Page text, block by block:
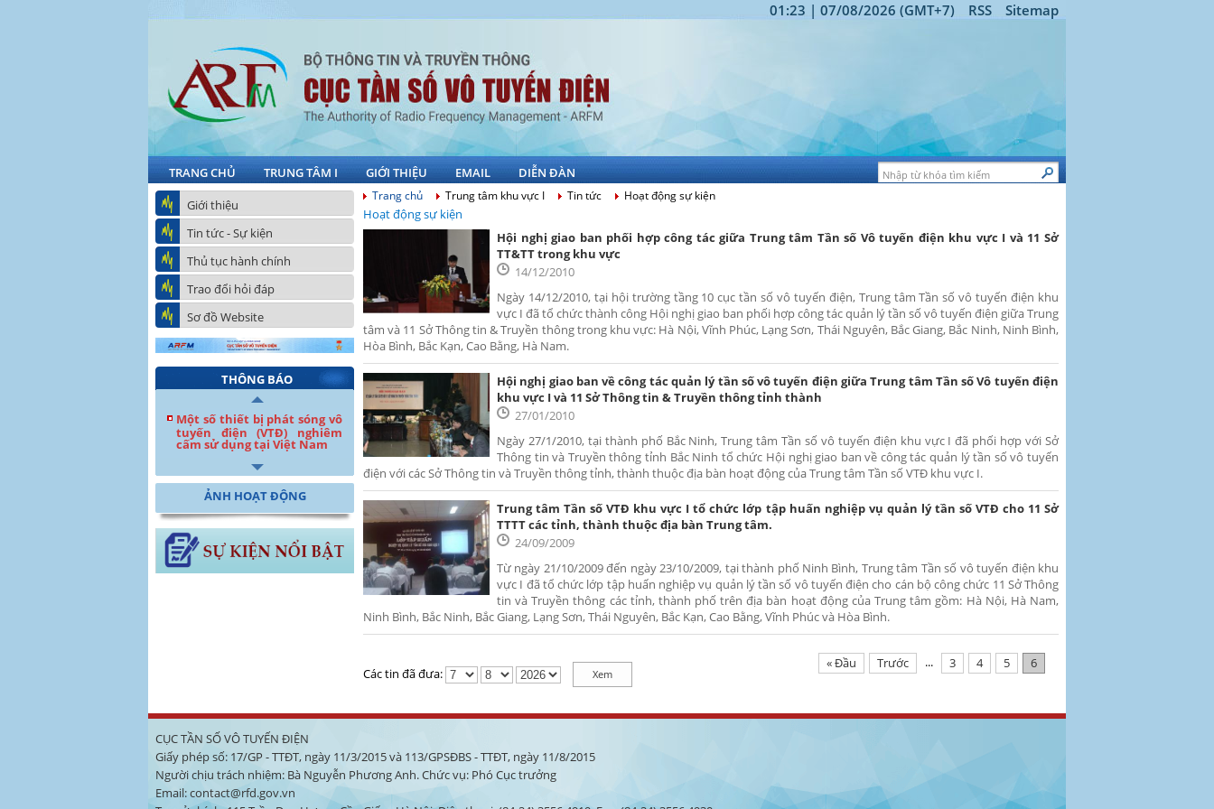
01:23 | 07/08/2026 (GMT+7) RSS Sitemap
TRANG CHỦ TRUNG TÂM I GIỚI THIỆU EMAIL
DIỄN ĐÀN
Giới thiệu
Tin tức - Sự kiện
Thủ tục hành chính
Trao đổi hỏi đáp
Sơ đồ Website
THÔNG BÁO
Một số thiết bị phát sóng vô
tuyến điện (VTĐ) nghiêm
cấm sử dụng tại Việt Nam
ẢNH HOẠT ĐỘNG
Trang chủ Trung tâm khu vực I Tin tức Hoạt động sự kiện
Hoạt động sự kiện
Hội nghị giao ban phối hợp công tác giữa Trung tâm Tần số Vô tuyến điện khu vực I và 11 Sở
TT&TT trong khu vực
14/12/2010
Ngày 14/12/2010, tại hội trường tầng 10 cục tần số vô tuyến điện, Trung tâm Tần số vô tuyến điện khu
vực I đã tổ chức thành công Hội nghị giao ban phối hợp công tác quản lý tần số vô tuyến điện giữa Trung
tâm và 11 Sở Thông tin & Truyền thông trong khu vực: Hà Nội, Vĩnh Phúc, Lạng Sơn, Thái Nguyên, Bắc Giang, Bắc Ninh, Ninh Bình,
Hòa Bình, Bắc Kạn, Cao Bằng, Hà Nam.
Hội nghị giao ban về công tác quản lý tần số vô tuyến điện giữa Trung tâm Tần số Vô tuyến điện
khu vực I và 11 Sở Thông tin & Truyền thông tỉnh thành
27/01/2010
Ngày 27/1/2010, tại thành phố Bắc Ninh, Trung tâm Tần số vô tuyến điện khu vực I đã phối hợp với Sở
Thông tin và Truyền thông tỉnh Bắc Ninh tổ chức Hội nghị giao ban về công tác quản lý tần số vô tuyến
điện với các Sở Thông tin và Truyền thông tỉnh, thành thuộc địa bàn hoạt động của Trung tâm Tần số VTĐ khu vực I.
Trung tâm Tần số VTĐ khu vực I tổ chức lớp tập huấn nghiệp vụ quản lý tần số VTĐ cho 11 Sở
TTTT các tỉnh, thành thuộc địa bàn Trung tâm.
24/09/2009
Từ ngày 21/10/2009 đến ngày 23/10/2009, tại thành phố Ninh Bình, Trung tâm Tần số vô tuyến điện khu
vực I đã tổ chức lớp tập huấn nghiệp vụ quản lý tần số vô tuyến điện cho cán bộ công chức 11 Sở Thông
tin và Truyền thông các tỉnh, thành phố trên địa bàn hoạt động của Trung tâm gồm: Hà Nội, Hà Nam,
Ninh Bình, Bắc Ninh, Bắc Giang, Lạng Sơn, Thái Nguyên, Bắc Kạn, Cao Bằng, Vĩnh Phúc và Hòa Bình.
« Đầu Trước ... 3 4 5 6
Các tin đã đưa:
CỤC TẦN SỐ VÔ TUYẾN ĐIỆN
Giấy phép số: 17/GP - TTĐT, ngày 11/3/2015 và 113/GPSĐBS - TTĐT, ngày 11/8/2015
Người chịu trách nhiệm: Bà Nguyễn Phương Anh. Chức vụ: Phó Cục trưởng
Email: contact@rfd.gov.vn